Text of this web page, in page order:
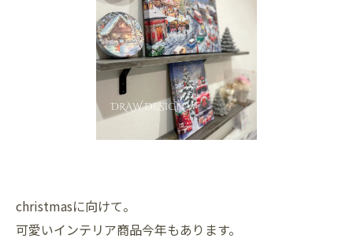
christmasに向けて。
可愛いインテリア商品今年もあります。